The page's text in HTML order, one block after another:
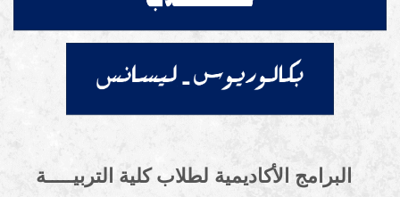
الأكاديمية لطلاب كلية التربيـــــة